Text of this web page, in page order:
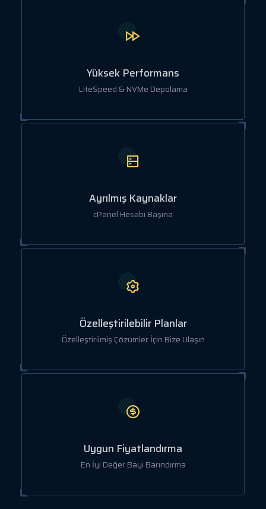
Yüksek Performans
LiteSpeed & NVMe Depolama
Ayrılmış Kaynaklar
cPanel Hesabı Başına
Özelleştirilebilir Planlar
Özelleştirilmiş Çözümler İçin Bize Ulaşın
Uygun Fiyatlandırma
En İyi Değer Bayi Barındırma